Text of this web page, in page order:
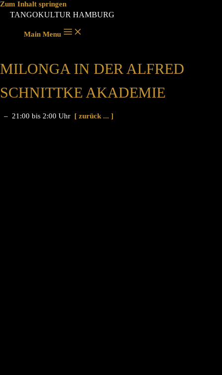
Zum Inhalt springen
TANGOKULTUR HAMBURG
Main Menu
MILONGA IN DER ALFRED
SCHNITTKE AKADEMIE
– 21:00 bis 2:00 Uhr [ zurück ... ]